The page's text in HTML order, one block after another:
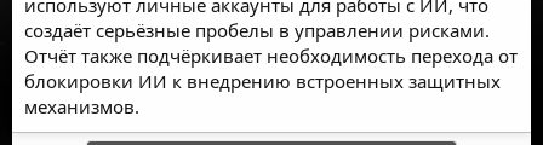
создаёт серьёзные пробелы в управлении рисками.
Отчёт также подчёркивает необходимость перехода от
блокировки ИИ к внедрению встроенных защитных
механизмов.